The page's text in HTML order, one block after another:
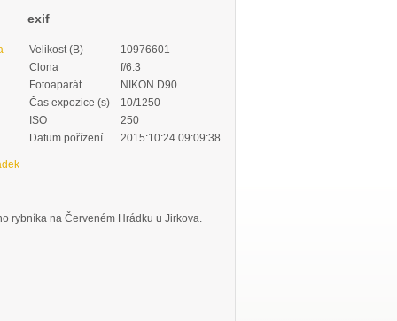
exif
Velikost (B)
10976601
Clona
f/6.3
Fotoaparát
NIKON D90
Čas expozice (s)
10/1250
ISO
250
Datum pořízení
2015:10:24 09:09:38
rybníka na Červeném Hrádku u Jirkova.